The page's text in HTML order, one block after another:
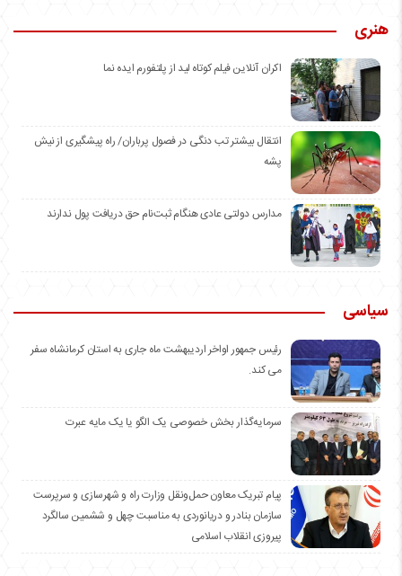
هنری
اکران آنلاین فیلم کوتاه لید از پلتفورم ایده نما
انتقال بیشتر تب دنگی در فصول پرباران/ راه پیشگیری از نیش
پشه
مدارس دولتی عادی هنگام ثبت‌نام حق دریافت پول ندارند
سیاسی
رئیس جمهور اواخر اردیبهشت ماه جاری به استان کرمانشاه سفر
می کند.
سرمایه‌گذار بخش خصوصی یک الگو یا یک مایه عبرت
️پیام تبریک معاون حمل‌ونقل وزارت راه و شهرسازی و سرپرست
سازمان بنادر و دریانوردی به مناسبت چهل و ششمین سالگرد
پیروزی انقلاب اسلامی